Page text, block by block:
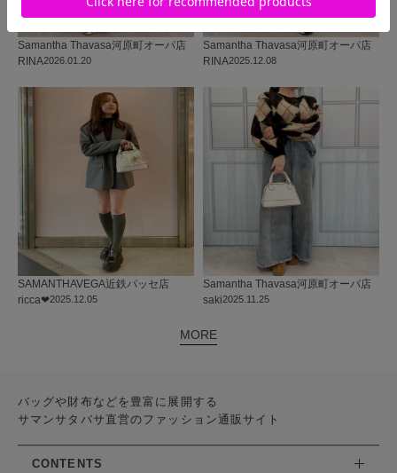
2026.01.20
Samantha Thavasa河原町オーパ店
RINA
2025.12.08
Samantha Thavasa河原町オーパ店
RINA
2025.12.05
SAMANTHAVEGA近鉄パッセ店
ricca❤︎
2025.11.25
Samantha Thavasa河原町オーパ店
saki
MORE
バッグや財布などを豊富に展開する
サマンサタバサ直営のファッション通販サイト
CONTENTS